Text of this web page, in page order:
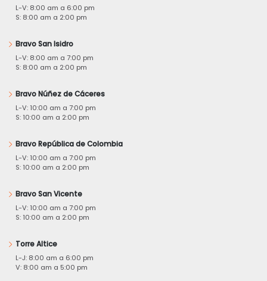
L-V: 8:00 am a 6:00 pm
S: 8:00 am a 2:00 pm
Bravo San Isidro
L-V: 8:00 am a 7:00 pm
S: 8:00 am a 2:00 pm
Bravo Núñez de Cáceres
L-V: 10:00 am a 7:00 pm
S: 10:00 am a 2:00 pm
Bravo República de Colombia
L-V: 10:00 am a 7:00 pm
S: 10:00 am a 2:00 pm
Bravo San Vicente
L-V: 10:00 am a 7:00 pm
S: 10:00 am a 2:00 pm
Torre Altice
L-J: 8:00 am a 6:00 pm
V: 8:00 am a 5:00 pm